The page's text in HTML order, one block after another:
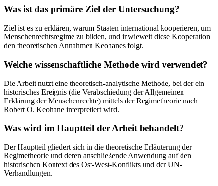
Was ist das primäre Ziel der Untersuchung?
Ziel ist es zu erklären, warum Staaten international kooperieren, um
Menschenrechtsregime zu bilden, und inwieweit diese Kooperation
den theoretischen Annahmen Keohanes folgt.
Welche wissenschaftliche Methode wird verwendet?
Die Arbeit nutzt eine theoretisch-analytische Methode, bei der ein
historisches Ereignis (die Verabschiedung der Allgemeinen
Erklärung der Menschenrechte) mittels der Regimetheorie nach
Robert O. Keohane interpretiert wird.
Was wird im Hauptteil der Arbeit behandelt?
Der Hauptteil gliedert sich in die theoretische Erläuterung der
Regimetheorie und deren anschließende Anwendung auf den
historischen Kontext des Ost-West-Konflikts und der UN-
Verhandlungen.